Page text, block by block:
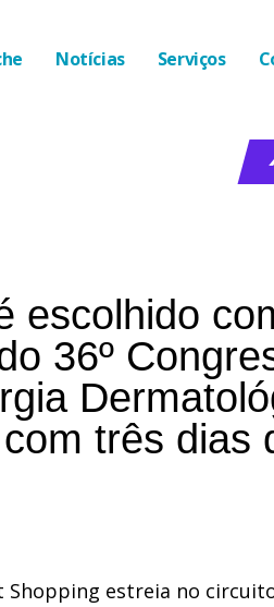
Notícias Serviços
escolhido
36º
três dias
Shopping estreia no